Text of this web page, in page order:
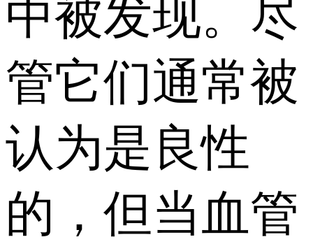
中被发现。尽
管它们通常被
认为是良性
的，但当血管